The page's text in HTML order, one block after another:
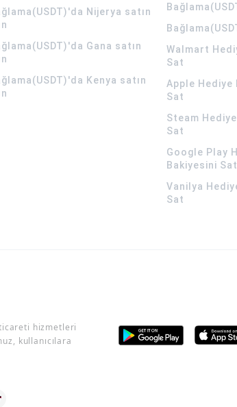
Nijerya satın
Gana satın
Kenya satın
Walmart
Sat
Apple Hediye
Sat
Steam
Sat
Google Play
Bakiyesini Sat
Vanilya
Sat
hizmetleri
kullanıcılara